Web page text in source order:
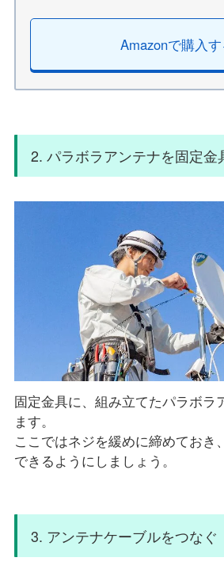
Amazonで購入す
2. パラボラアンテナを固定金
固定金具に、組み立てたパラボラ
ます。
ここではネジを緩めに締めておき
できるようにしましょう。
3. アンテナケーブルをつなぐ